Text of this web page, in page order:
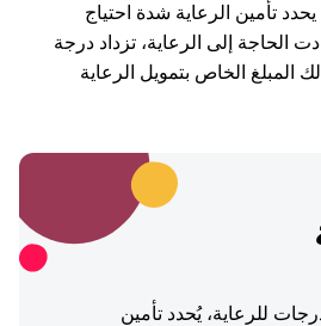
تأمين الرعاية شدة احتياج
الحاجة إلى الرعاية، تزداد درجة
المبلغ الخاص بتمويل الرعاية
للرعاية، يُحدد تأمين